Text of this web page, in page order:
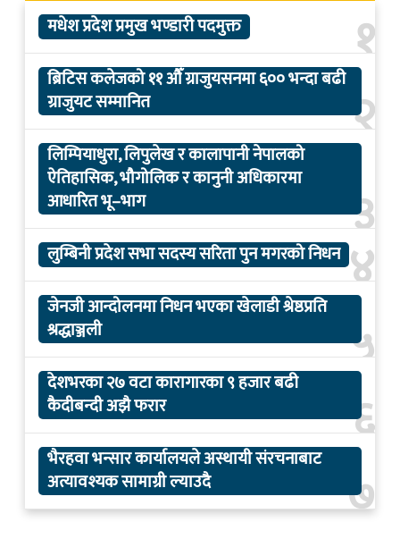
१
मधेश प्रदेश प्रमुख भण्डारी पदमुक्त
२
ब्रिटिस कलेजको ११ औँ ग्राजुयसनमा ६०० भन्दा बढी
ग्राजुयट सम्मानित
३
लिम्पियाधुरा, लिपुलेख र कालापानी नेपालको
ऐतिहासिक, भौगोलिक र कानुनी अधिकारमा
आधारित भू–भाग
४
लुम्बिनी प्रदेश सभा सदस्य सरिता पुन मगरको निधन
५
जेनजी आन्दोलनमा निधन भएका खेलाडी श्रेष्ठप्रति
श्रद्धाञ्जली
६
देशभरका २७ वटा कारागारका ९ हजार बढी
कैदीबन्दी अझै फरार
७
भैरहवा भन्सार कार्यालयले अस्थायी संरचनाबाट
अत्यावश्यक सामाग्री ल्याउदै